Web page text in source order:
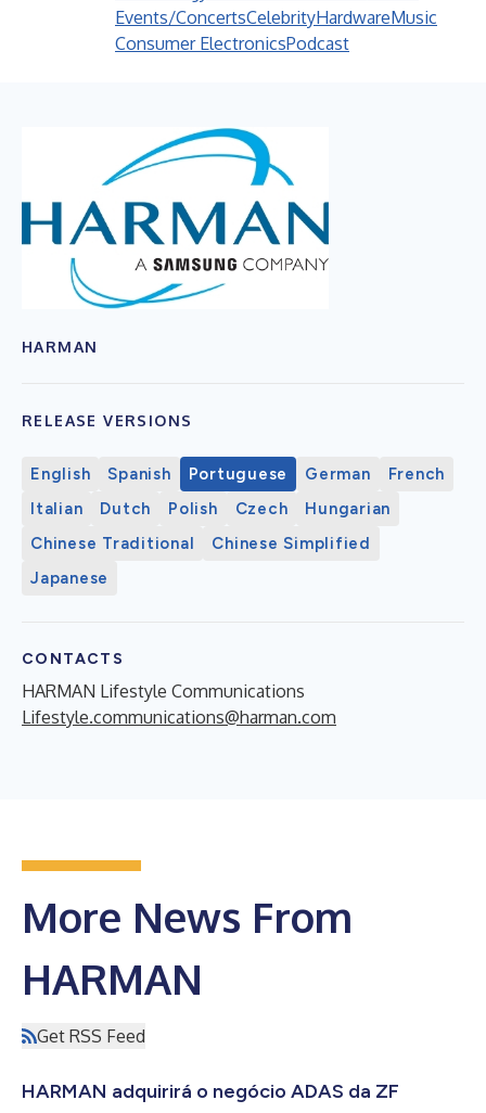
Events/ConcertsCelebrityHardwareMusic
Consumer ElectronicsPodcast
HARMAN
RELEASE VERSIONS
English Spanish Portuguese German
French
Italian
Dutch Polish Czech
Hungarian
Chinese Traditional
Chinese Simplified
Japanese
CONTACTS
HARMAN Lifestyle Communications
Lifestyle.communications@harman.com
More News From
HARMAN
Get RSS Feed
HARMAN adquirirá o negócio ADAS da ZF